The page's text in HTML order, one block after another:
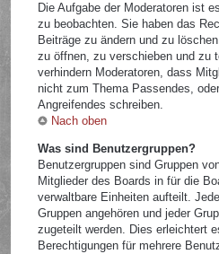
Die Aufgabe der Moderatoren ist
zu beobachten. Sie haben das
Beiträge zu ändern und zu
zu öffnen, zu verschieben und zu
verhindern Moderatoren, dass
nicht zum Thema Passendes,
Angreifendes schreiben.
Nach oben
Was sind Benutzergruppen?
Benutzergruppen sind Gruppen
Mitglieder des Boards in für die
verwaltbare Einheiten aufteilt.
Gruppen angehören und jeder
zugeteilt werden. Dies erleichtert
Berechtigungen für mehrere